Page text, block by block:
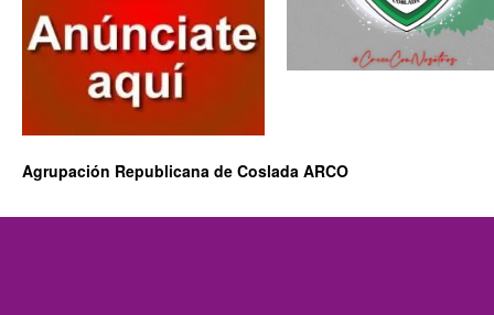
Agrupación Republicana de Coslada ARCO